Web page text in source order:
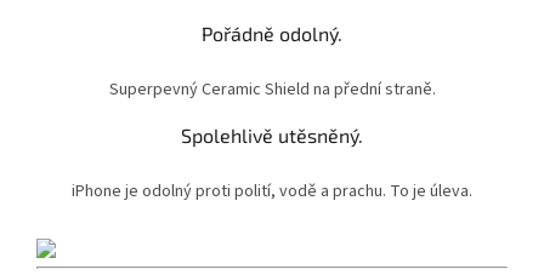
Pořádně odolný.
Superpevný Ceramic Shield na přední straně.
Spolehlivě utěsněný.
iPhone je odolný proti polití, vodě a prachu. To je úleva.